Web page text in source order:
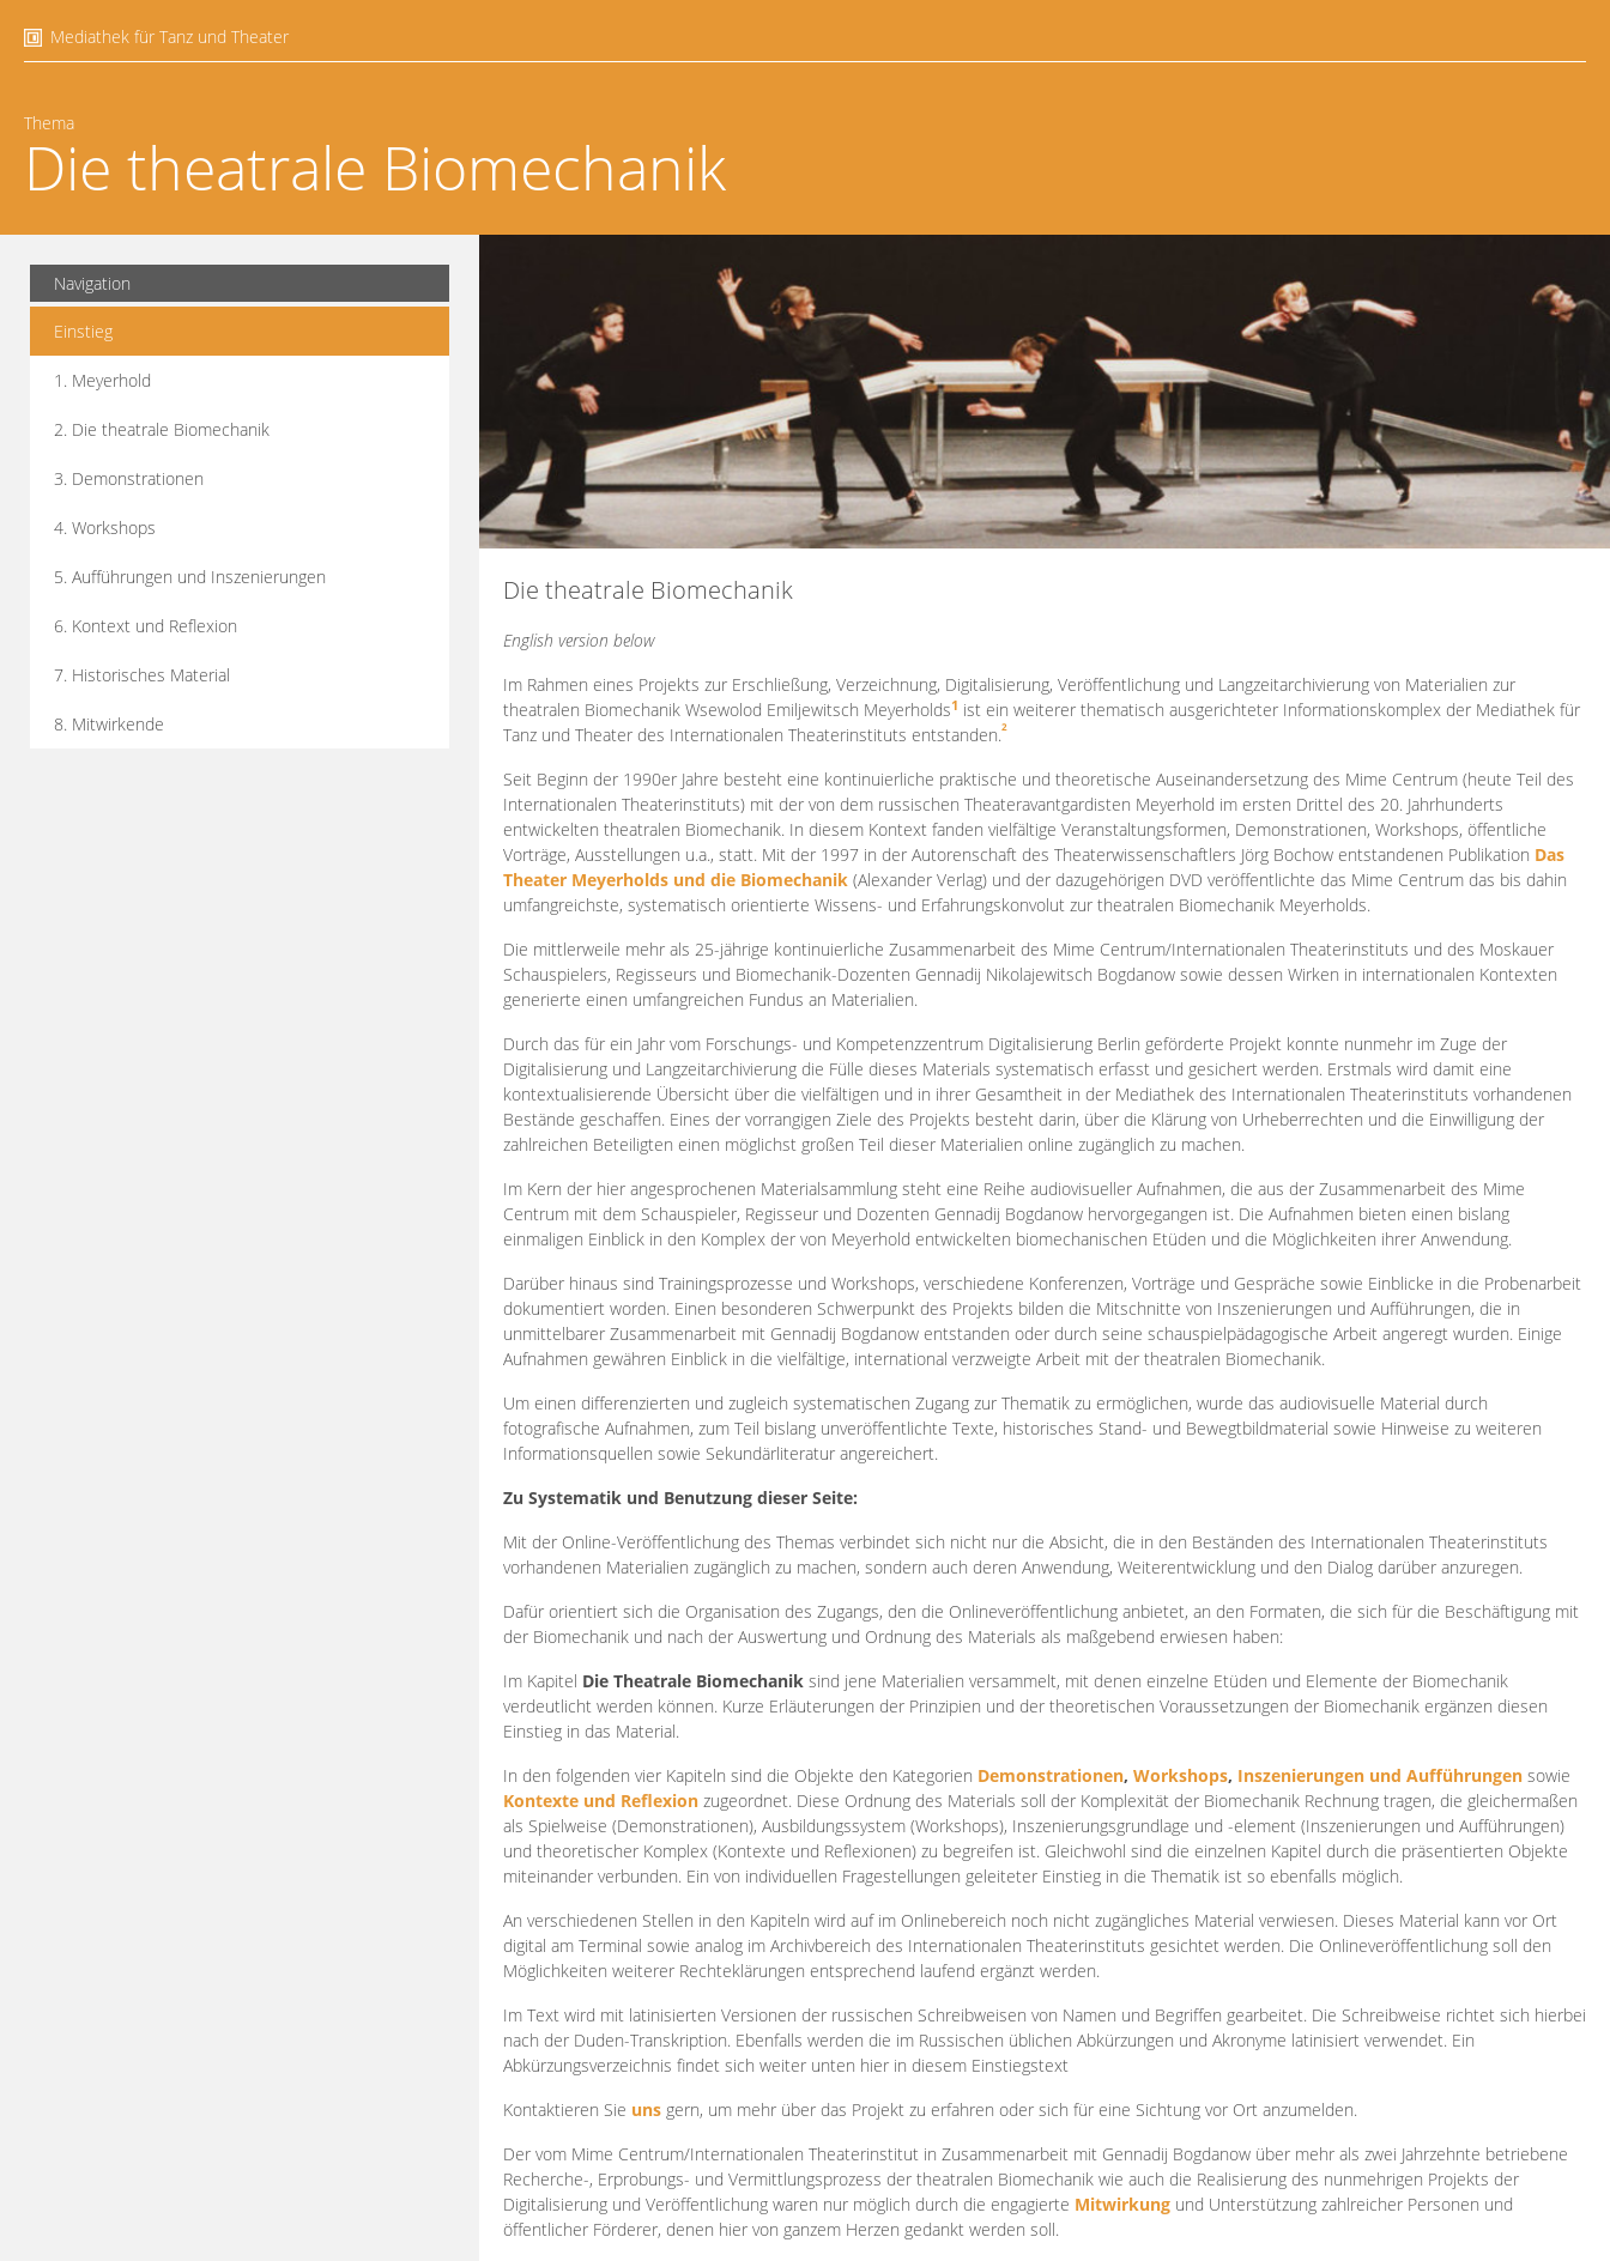
Mediathek für Tanz und Theater
Thema
Die theatrale Biomechanik
Navigation
Einstieg
1. Meyerhold
2. Die theatrale Biomechanik
3. Demonstrationen
4. Workshops
5. Aufführungen und Inszenierungen
6. Kontext und Reflexion
7. Historisches Material
8. Mitwirkende
Die theatrale Biomechanik
English version below
Im Rahmen eines Projekts zur Erschließung, Verzeichnung, Digitalisierung, Veröffentlichung und Langzeitarchivierung von Materialien zur
theatralen Biomechanik Wsewolod Emiljewitsch Meyerholds1 ist ein weiterer thematisch ausgerichteter Informationskomplex der Mediathek für
Tanz und Theater des Internationalen Theaterinstituts entstanden.2
Seit Beginn der 1990er Jahre besteht eine kontinuierliche praktische und theoretische Auseinandersetzung des Mime Centrum (heute Teil des
Internationalen Theaterinstituts) mit der von dem russischen Theateravantgardisten Meyerhold im ersten Drittel des 20. Jahrhunderts
entwickelten theatralen Biomechanik. In diesem Kontext fanden vielfältige Veranstaltungsformen, Demonstrationen, Workshops, öffentliche
Vorträge, Ausstellungen u.a., statt. Mit der 1997 in der Autorenschaft des Theaterwissenschaftlers Jörg Bochow entstandenen Publikation Das
Theater Meyerholds und die Biomechanik (Alexander Verlag) und der dazugehörigen DVD veröffentlichte das Mime Centrum das bis dahin
umfangreichste, systematisch orientierte Wissens- und Erfahrungskonvolut zur theatralen Biomechanik Meyerholds.
Die mittlerweile mehr als 25-jährige kontinuierliche Zusammenarbeit des Mime Centrum/Internationalen Theaterinstituts und des Moskauer
Schauspielers, Regisseurs und Biomechanik-Dozenten Gennadij Nikolajewitsch Bogdanow sowie dessen Wirken in internationalen Kontexten
generierte einen umfangreichen Fundus an Materialien.
Durch das für ein Jahr vom Forschungs- und Kompetenzzentrum Digitalisierung Berlin geförderte Projekt konnte nunmehr im Zuge der
Digitalisierung und Langzeitarchivierung die Fülle dieses Materials systematisch erfasst und gesichert werden. Erstmals wird damit eine
kontextualisierende Übersicht über die vielfältigen und in ihrer Gesamtheit in der Mediathek des Internationalen Theaterinstituts vorhandenen
Bestände geschaffen. Eines der vorrangigen Ziele des Projekts besteht darin, über die Klärung von Urheberrechten und die Einwilligung der
zahlreichen Beteiligten einen möglichst großen Teil dieser Materialien online zugänglich zu machen.
Im Kern der hier angesprochenen Materialsammlung steht eine Reihe audiovisueller Aufnahmen, die aus der Zusammenarbeit des Mime
Centrum mit dem Schauspieler, Regisseur und Dozenten Gennadij Bogdanow hervorgegangen ist. Die Aufnahmen bieten einen bislang
einmaligen Einblick in den Komplex der von Meyerhold entwickelten biomechanischen Etüden und die Möglichkeiten ihrer Anwendung.
Darüber hinaus sind Trainingsprozesse und Workshops, verschiedene Konferenzen, Vorträge und Gespräche sowie Einblicke in die Probenarbeit
dokumentiert worden. Einen besonderen Schwerpunkt des Projekts bilden die Mitschnitte von Inszenierungen und Aufführungen, die in
unmittelbarer Zusammenarbeit mit Gennadij Bogdanow entstanden oder durch seine schauspielpädagogische Arbeit angeregt wurden. Einige
Aufnahmen gewähren Einblick in die vielfältige, international verzweigte Arbeit mit der theatralen Biomechanik.
Um einen differenzierten und zugleich systematischen Zugang zur Thematik zu ermöglichen, wurde das audiovisuelle Material durch
fotografische Aufnahmen, zum Teil bislang unveröffentlichte Texte, historisches Stand- und Bewegtbildmaterial sowie Hinweise zu weiteren
Informationsquellen sowie Sekundärliteratur angereichert.
Zu Systematik und Benutzung dieser Seite:
Mit der Online-Veröffentlichung des Themas verbindet sich nicht nur die Absicht, die in den Beständen des Internationalen Theaterinstituts
vorhandenen Materialien zugänglich zu machen, sondern auch deren Anwendung, Weiterentwicklung und den Dialog darüber anzuregen.
Dafür orientiert sich die Organisation des Zugangs, den die Onlineveröffentlichung anbietet, an den Formaten, die sich für die Beschäftigung mit
der Biomechanik und nach der Auswertung und Ordnung des Materials als maßgebend erwiesen haben:
Im Kapitel Die Theatrale Biomechanik sind jene Materialien versammelt, mit denen einzelne Etüden und Elemente der Biomechanik
verdeutlicht werden können. Kurze Erläuterungen der Prinzipien und der theoretischen Voraussetzungen der Biomechanik ergänzen diesen
Einstieg in das Material.
In den folgenden vier Kapiteln sind die Objekte den Kategorien Demonstrationen, Workshops, Inszenierungen und Aufführungen sowie
Kontexte und Reflexion zugeordnet. Diese Ordnung des Materials soll der Komplexität der Biomechanik Rechnung tragen, die gleichermaßen
als Spielweise (Demonstrationen), Ausbildungssystem (Workshops), Inszenierungsgrundlage und -element (Inszenierungen und Aufführungen)
und theoretischer Komplex (Kontexte und Reflexionen) zu begreifen ist. Gleichwohl sind die einzelnen Kapitel durch die präsentierten Objekte
miteinander verbunden. Ein von individuellen Fragestellungen geleiteter Einstieg in die Thematik ist so ebenfalls möglich.
An verschiedenen Stellen in den Kapiteln wird auf im Onlinebereich noch nicht zugängliches Material verwiesen. Dieses Material kann vor Ort
digital am Terminal sowie analog im Archivbereich des Internationalen Theaterinstituts gesichtet werden. Die Onlineveröffentlichung soll den
Möglichkeiten weiterer Rechteklärungen entsprechend laufend ergänzt werden.
Im Text wird mit latinisierten Versionen der russischen Schreibweisen von Namen und Begriffen gearbeitet. Die Schreibweise richtet sich hierbei
nach der Duden-Transkription. Ebenfalls werden die im Russischen üblichen Abkürzungen und Akronyme latinisiert verwendet. Ein
Abkürzungsverzeichnis findet sich weiter unten hier in diesem Einstiegstext
Kontaktieren Sie uns gern, um mehr über das Projekt zu erfahren oder sich für eine Sichtung vor Ort anzumelden.
Der vom Mime Centrum/Internationalen Theaterinstitut in Zusammenarbeit mit Gennadij Bogdanow über mehr als zwei Jahrzehnte betriebene
Recherche-, Erprobungs- und Vermittlungsprozess der theatralen Biomechanik wie auch die Realisierung des nunmehrigen Projekts der
Digitalisierung und Veröffentlichung waren nur möglich durch die engagierte Mitwirkung und Unterstützung zahlreicher Personen und
öffentlicher Förderer, denen hier von ganzem Herzen gedankt werden soll.